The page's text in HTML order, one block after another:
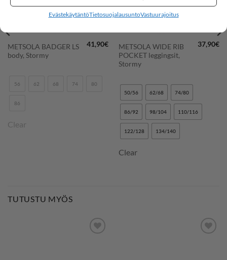
EvästekäytäntöTietosuojalausuntoVastuurajoitus
METSOLA BADGER LS
body, Stormy
41,90€
56 62 68 74 80
86
Clear
METSOLA WIDE RIB
POCKET leggingsit,
Stormy
37,90€
50/56 62/68 74/80
86/92 98/104 110/116
122/128 134/140
Clear
TUTUSTU MYÖS